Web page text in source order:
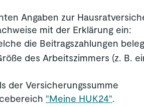
Angaben zur
mit der Erklärung ein:
die Beitragszahlungen
des Arbeitszimmers (z. B.
der Versicherungssumme
"Meine HUK24".